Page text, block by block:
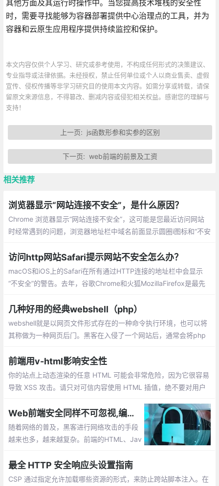
其他方面及其运行时操作中。当您提高技术堆栈的安全性
时，需要寻找能够为容器部署提供中心治理点的工具，并为
容器和云原生应用程序提供持续监控和保护。
本文内容仅供个人学习、研究或参考使用，不构成任何形式的决策建议、
专业指导或法律依据。未经授权，禁止任何单位或个人以商业售卖、虚假
宣传、侵权传播等非学习研究目的使用本文内容。如需分享或转载，请保
留原文来源信息，不得篡改、删减内容或侵犯相关权益。感谢您的理解与
支持！
上一页: js函数形参和实参的区别
下一页: web前端的前景及工资
相关推荐
浏览器显示“网站连接不安全”，是什么原因？
Chrome 浏览器显示“网站连接不安全”，这可能是您最近访问网站
时经常遇到的问题，浏览器地址栏中域名前面显示圆圈i图标和“不安
的连接不安全”，这是怎么回事？
访问http网站Safari提示网站不安全怎么办？
macOS和iOS上的Safari在所有通过HTTP连接的地址栏中会显示
“不安全”的警告。去年，谷歌Chrome和火狐MozillaFirefox是最先
几种好用的经典webshell（php）
webshell就是以网页文件形式存在的一种命令执行环境，也可以将
其称做为一种网页后门。黑客在入侵了一个网站后，通常会将php
就可以使用浏览器来访问php后门
前端用v-html影响安全性
你的站点上动态渲染的任意 HTML 可能会非常危险，因为它很容易
导致 XSS 攻击。请只对可信内容使用 HTML 插值，绝不要对用户
Web前端安全同样不可忽视,编写前端代码时保持安全意识
随着网络的普及，黑客进行网络攻击的手段
越来也多，越来越复杂。前端的HTML、Jav
击者和开发者的战场，网站安全问题也开始
向前端倾斜。
最全 HTTP 安全响应头设置指南
CSP 通过指定允许加载哪些资源的形式，来防止跨站脚本注入。在